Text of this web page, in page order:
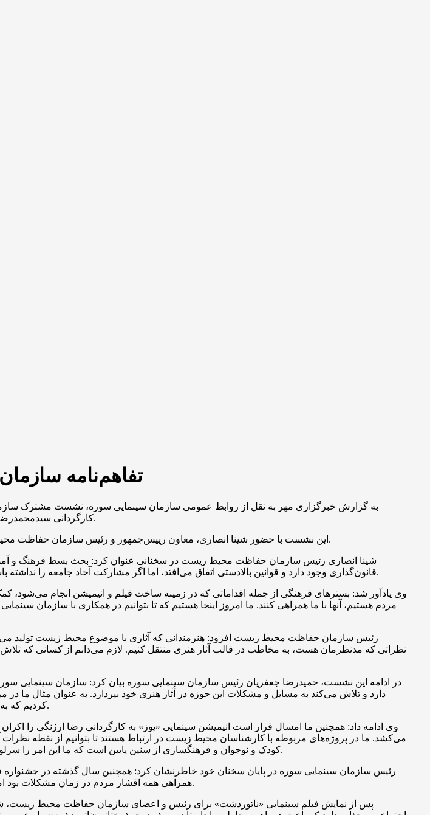
تفاهم‌نامه
به گزارش خبرگزاری مهر به نقل از روابط عمومی سازمان سینمایی سوره، نشست مشترک
کارگردانی سیدمحمدرضا خردمندان و تهیه‌کنندگی مهدی فرجی، روز یکشنبه ۶ خرداد در سازمان سینمایی سوره برگزار شد.
این نشست با حضور شینا انصاری، معاون رییس‌جمهور و رئیس سازمان حفاظت محیط زیست، حمیدرضا جعفریان، رئیس سازمان سینمایی سوره و جمعی از مدیران دو نهاد برگزار شد.
شینا انصاری رئیس سازمان حفاظت محیط زیست در سخنانی عنوان کرد: بحث بسط فرهنگ و
قانون‌گذاری وجود دارد و قوانین بالادستی اتفاق می‌افتد، اما اگر مشارکت آحاد جامعه را نداشته باشیم و آن نگاه به محیط زیست و باور به آن شکل نگیرد، در اجرای قوانین با مشکل مواجه می‌شویم.
وی یادآور شد: بسترهای فرهنگی از جمله اقداماتی که در زمینه ساخت فیلم و انیمیشن انجام
مردم هستیم، آنها با ما همراهی کنند. ما امروز اینجا هستیم که تا بتوانیم در همکاری با سازمان
رئیس سازمان حفاظت محیط زیست افزود: هنرمندانی که آثاری با موضوع محیط زیست تولید
نظراتی که مدنظرمان هست، به مخاطب در قالب آثار هنری منتقل کنیم. لازم می‌دانم از کسانی که
در ادامه این نشست، حمیدرضا جعفریان رئیس سازمان سینمایی سوره بیان کرد: سازمان سینمایی
کردیم که به مسایلی از جمله نابودی زیستگاه حیات وحش، گونه‌های جانوری در حال انقراض و… اشاره می‌کرد.
وی ادامه داد: همچنین ما امسال قرار است انیمیشن سینمایی «یوز» به کارگردانی رضا ارژنگی را
می‌کشد. ما در پروژه‌های مربوطه با کارشناسان محیط زیست در ارتباط هستند تا بتوانیم از نقطه
کودک و نوجوان و فرهنگسازی از سنین پایین است که ما این امر را سرلوحه ساخت انیمیشن، سریال و فیلم سینمایی ویژه این گروه سنی با موضوعات مختلف قرار داده‌ایم.
رئیس سازمان سینمایی سوره در پایان سخنان خود خاطرنشان کرد: همچنین سال گذشته در
همراهی همه اقشار مردم در زمان مشکلات بود اما به محیط زیست نیز توجه ویژه‌ای داشت؛ از جمله اینکه شخصیت اصلی قصه ما یک محیط بان بود.
پس از نمایش فیلم سینمایی «ناتوردشت» برای رئیس و اعضای سازمان حفاظت محیط زیست،